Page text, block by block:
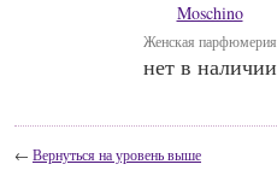
Moschino
Женская парфюмерия
нет в наличии
← Вернуться на уровень выше